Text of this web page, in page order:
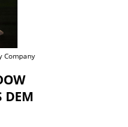
Company
DEM